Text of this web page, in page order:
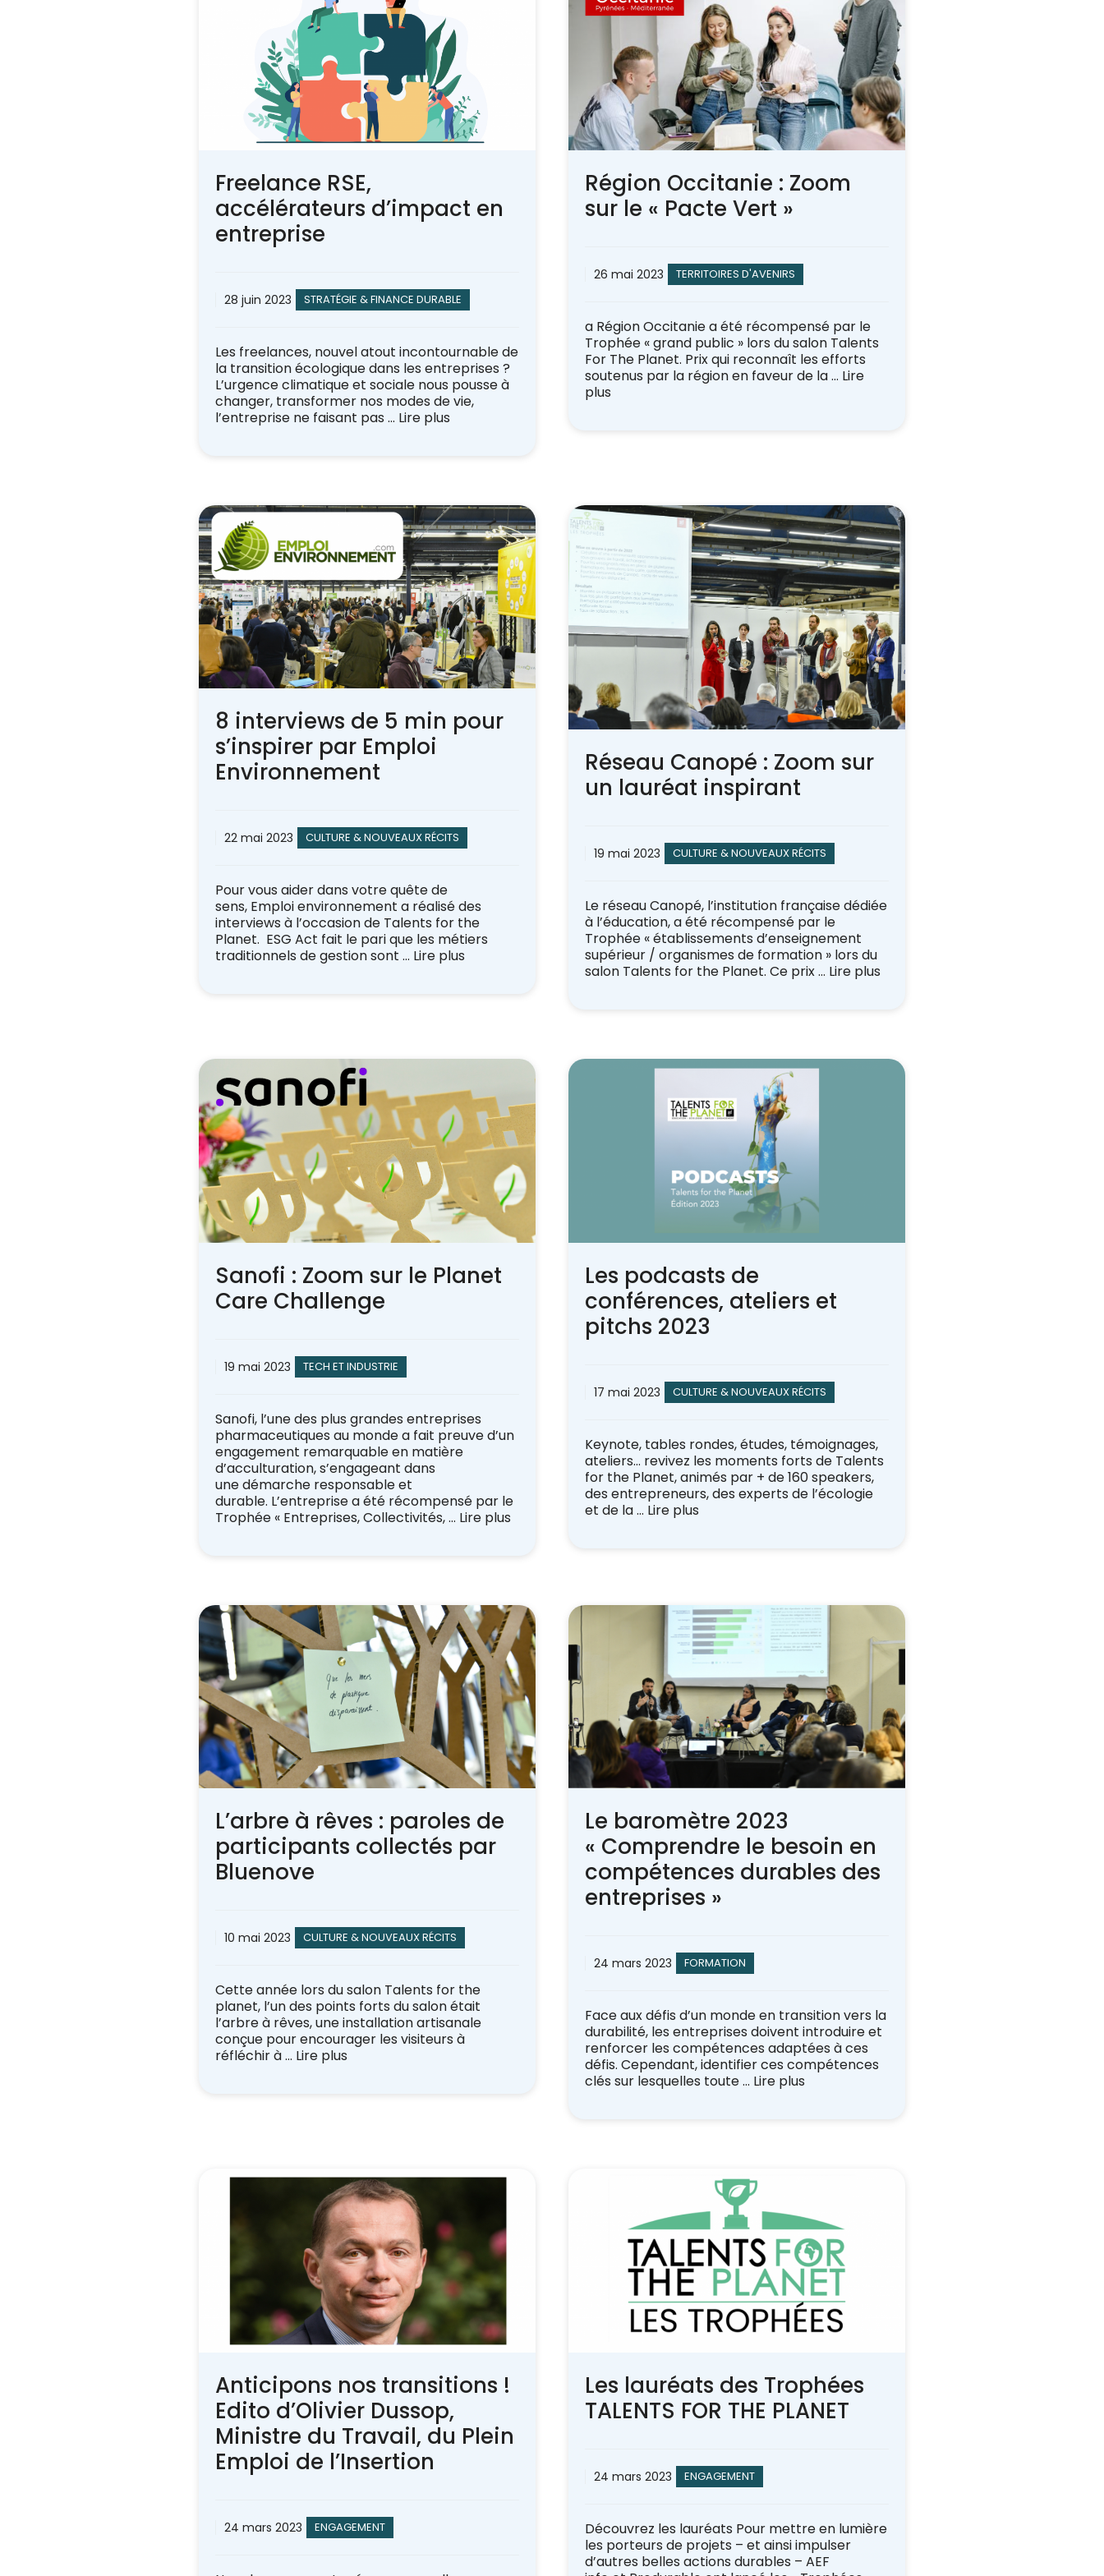
Freelance RSE,
accélérateurs d’impact en
entreprise
28 juin 2023 STRATÉGIE & FINANCE DURABLE
Les freelances, nouvel atout incontournable de
la transition écologique dans les entreprises ?
L’urgence climatique et sociale nous pousse à
changer, transformer nos modes de vie,
l’entreprise ne faisant pas … Lire plus
Région Occitanie : Zoom
sur le « Pacte Vert »
26 mai 2023 TERRITOIRES D'AVENIRS
a Région Occitanie a été récompensé par le
Trophée « grand public » lors du salon Talents
For The Planet. Prix qui reconnaît les efforts
soutenus par la région en faveur de la … Lire
plus
8 interviews de 5 min pour
s’inspirer par Emploi
Environnement
22 mai 2023 CULTURE & NOUVEAUX RÉCITS
Pour vous aider dans votre quête de
sens, Emploi environnement a réalisé des
interviews à l’occasion de Talents for the
Planet. ESG Act fait le pari que les métiers
traditionnels de gestion sont … Lire plus
Réseau Canopé : Zoom sur
un lauréat inspirant
19 mai 2023 CULTURE & NOUVEAUX RÉCITS
Le réseau Canopé, l’institution française dédiée
à l’éducation, a été récompensé par le
Trophée « établissements d’enseignement
supérieur / organismes de formation » lors du
salon Talents for the Planet. Ce prix … Lire plus
Sanofi : Zoom sur le Planet
Care Challenge
19 mai 2023 TECH ET INDUSTRIE
Sanofi, l’une des plus grandes entreprises
pharmaceutiques au monde a fait preuve d’un
engagement remarquable en matière
d’acculturation, s’engageant dans
une démarche responsable et
durable. L’entreprise a été récompensé par le
Trophée « Entreprises, Collectivités, … Lire plus
Les podcasts de
conférences, ateliers et
pitchs 2023
17 mai 2023 CULTURE & NOUVEAUX RÉCITS
Keynote, tables rondes, études, témoignages,
ateliers… revivez les moments forts de Talents
for the Planet, animés par + de 160 speakers,
des entrepreneurs, des experts de l’écologie
et de la … Lire plus
L’arbre à rêves : paroles de
participants collectés par
Bluenove
10 mai 2023 CULTURE & NOUVEAUX RÉCITS
Cette année lors du salon Talents for the
planet, l’un des points forts du salon était
l’arbre à rêves, une installation artisanale
conçue pour encourager les visiteurs à
réfléchir à … Lire plus
Le baromètre 2023
« Comprendre le besoin en
compétences durables des
entreprises »
24 mars 2023 FORMATION
Face aux défis d’un monde en transition vers la
durabilité, les entreprises doivent introduire et
renforcer les compétences adaptées à ces
défis. Cependant, identifier ces compétences
clés sur lesquelles toute … Lire plus
Anticipons nos transitions !
Edito d’Olivier Dussop,
Ministre du Travail, du Plein
Emploi de l’Insertion
24 mars 2023 ENGAGEMENT
Les lauréats des Trophées
TALENTS FOR THE PLANET
24 mars 2023 ENGAGEMENT
Découvrez les lauréats Pour mettre en lumière
les porteurs de projets – et ainsi impulser
d’autres belles actions durables – AEF